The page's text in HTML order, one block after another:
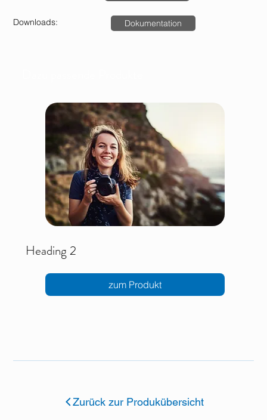
Downloads: Dokumentation
Heading 2
zum Produkt
Zurück zur Produkübersicht